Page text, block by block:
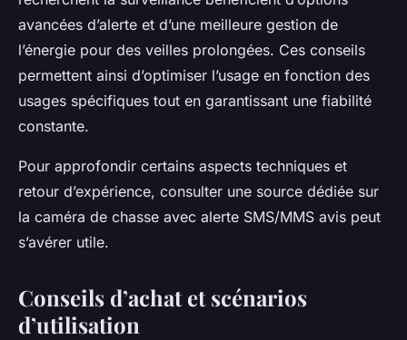
avancées d’alerte et d’une meilleure gestion de
l’énergie pour des veilles prolongées. Ces conseils
permettent ainsi d’optimiser l’usage en fonction des
usages spécifiques tout en garantissant une fiabilité
constante.
Pour approfondir certains aspects techniques et
retour d’expérience, consulter une source dédiée sur
la caméra de chasse avec alerte SMS/MMS avis peut
s’avérer utile.
Conseils d’achat et scénarios
d’utilisation